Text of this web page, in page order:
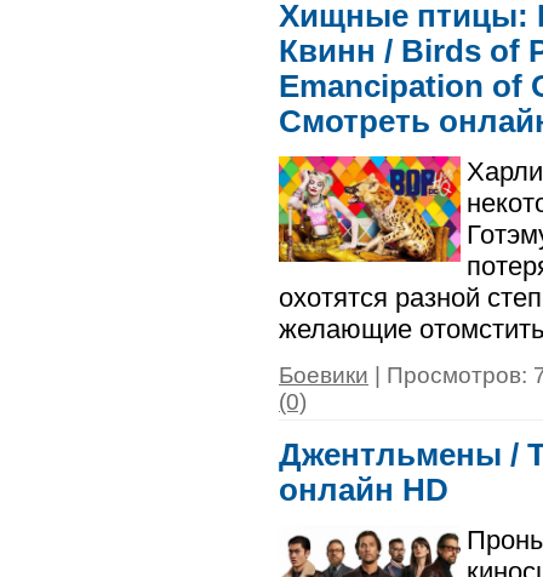
Хищные птицы:
Квинн / Birds of
Emancipation of
Смотреть
охотятся разной
желающие
Боевики | Просмотров:
(0)
Джентльмены /
онлайн HD